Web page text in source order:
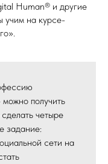
Human® и другие
учим на курсе-
получить
четыре
задание:
сети на